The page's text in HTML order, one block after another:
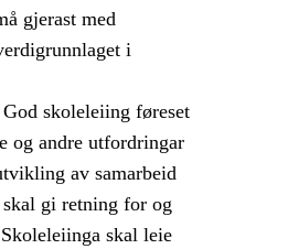
gjerast med
i
skoleleiing føreset
og andre utfordringar
av samarbeid
gi retning for og
skal leie